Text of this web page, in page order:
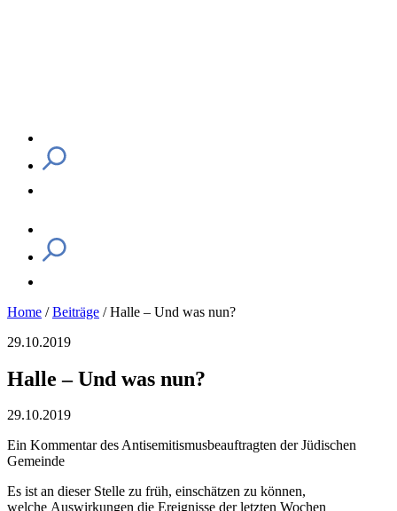
Home /Beiträge /Halle – Und was nun?
29.10.2019
Halle – Und was nun?
29.10.2019
Ein Kommentar des Antisemitismusbeauftragten der Jüdischen
Gemeinde
Es ist an dieser Stelle zu früh, einschätzen zu können,
welche Auswirkungen die Ereignisse der letzten Wochen